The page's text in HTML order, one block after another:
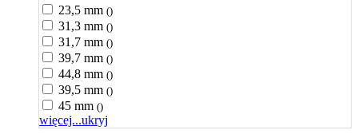
23,5 mm ()
31,3 mm ()
31,7 mm ()
39,7 mm ()
44,8 mm ()
39,5 mm ()
45 mm ()
więcej...ukryj